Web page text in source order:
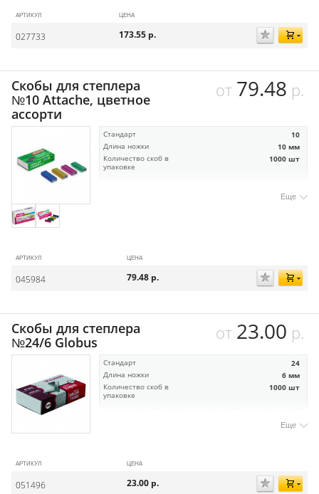
АРТИКУЛ ЦЕНА
027733 173.55 р.
Скобы для степлера
№10 Attache, цветное
ассорти
от 79.48 р.
Стандарт 10
Длина ножки 10 мм
Количество скоб в
упаковке
1000 шт
Еще
АРТИКУЛ ЦЕНА
045984 79.48 р.
Скобы для степлера
№24/6 Globus
от 23.00 р.
Стандарт 24
Длина ножки 6 мм
Количество скоб в
упаковке
1000 шт
Еще
АРТИКУЛ ЦЕНА
051496 23.00 р.